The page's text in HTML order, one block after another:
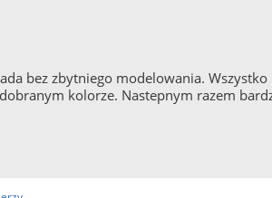
bez zbytniego modelowania.
kolorze. Nastepnym razem